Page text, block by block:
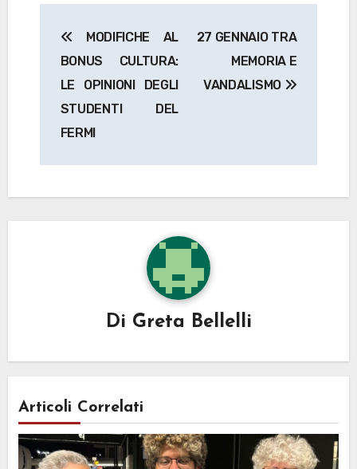
articoli
MODIFICHE AL
BONUS CULTURA:
LE OPINIONI DEGLI
STUDENTI DEL
FERMI
27 GENNAIO TRA
MEMORIA E
VANDALISMO
Di Greta Bellelli
Articoli Correlati